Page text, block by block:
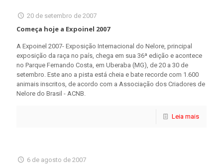
20 de setembro de 2007
Começa hoje a Expoinel 2007
A Expoinel 2007- Exposição Internacional do Nelore, principal
exposição da raça no país, chega em sua 36ª edição e acontece
no Parque Fernando Costa, em Uberaba (MG), de 20 a 30 de
setembro. Este ano a pista está cheia e bate recorde com 1.600
animais inscritos, de acordo com a Associação dos Criadores de
Nelore do Brasil - ACNB.
Leia mais
6 de agosto de 2007